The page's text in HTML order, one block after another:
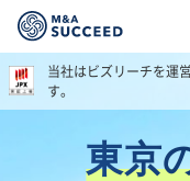
当社はビズリーチを運
す。
東京